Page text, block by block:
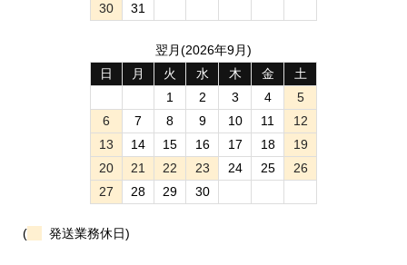
30
31
翌月(2026年9月)
日
月 火 水 木 金
土
1
2 3 4
5
6
7 8 9 10 11
12
13
14 15 16 17 18
19
20
21 22 23 24 25
26
27
28 29 30
( 発送業務休日)